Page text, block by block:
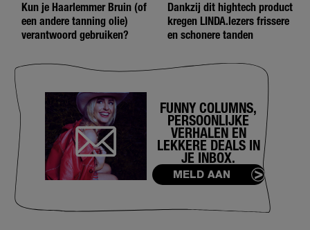
Kun je Haarlemmer Bruin (of
een andere tanning olie)
verantwoord gebruiken?
Dankzij dit hightech product
kregen LINDA.lezers frissere
en schonere tanden
FUNNY COLUMNS,
PERSOONLIJKE
VERHALEN EN
LEKKERE DEALS IN
JE INBOX.
MELD AAN